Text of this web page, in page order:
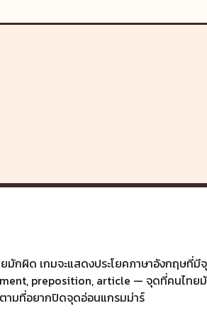
กผิด เกมจะแสดงประโยคภาษาอังกฤษ
preposition, article — จุดที่คนไท
ามที่อยากปิดจุดอ่อนแกรมม่าร์